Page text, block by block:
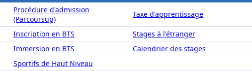
Procédure d'admission
(Parcoursup)
Taxe d'apprentissage
Inscription en BTS Stages à l'étranger
Immersion en BTS
Calendrier des stages
Sportifs de Haut Niveau